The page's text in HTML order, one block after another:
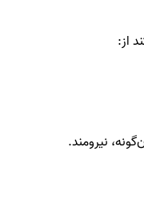
از:
نیرومند.